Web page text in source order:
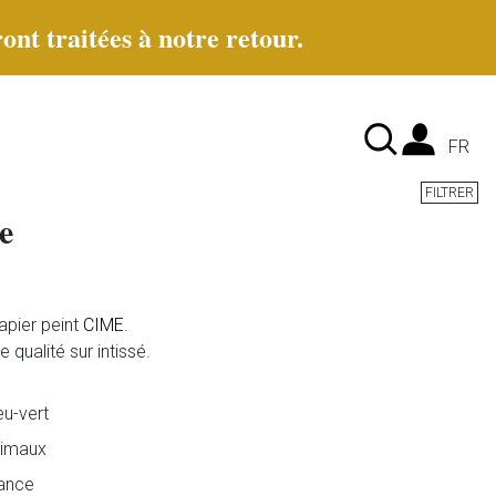
traitées à notre retour.
FR
FILTRER
peint CIME.
qualité sur intissé.
vert